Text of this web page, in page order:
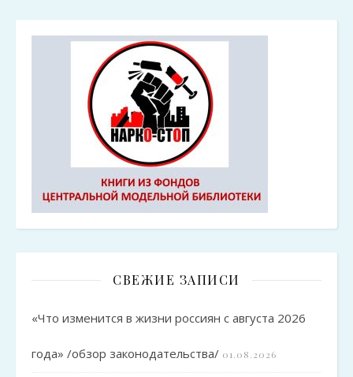
СВЕЖИЕ ЗАПИСИ
«Что изменится в жизни россиян с августа 2026
года» /обзор законодательства/ 01.08.2026